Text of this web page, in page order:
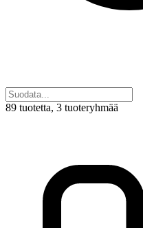
89 tuotetta, 3 tuoteryhmää